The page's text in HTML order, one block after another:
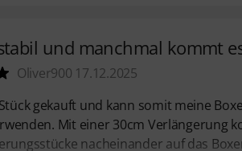
und manchmal kommt
Oliver900 17.12.2025
gekauft und kann somit meine
Mit einer 30cm Verlängerung
nacheinander auf das